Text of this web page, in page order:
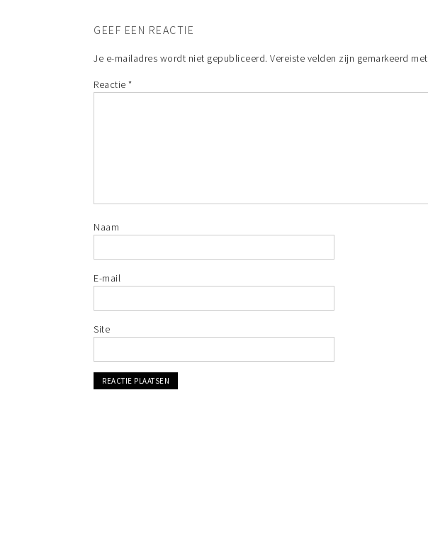
GEEF EEN REACTIE
Je e-mailadres wordt niet gepubliceerd. Vereiste velden zijn gemarkeerd met
Reactie *
Naam
E-mail
Site